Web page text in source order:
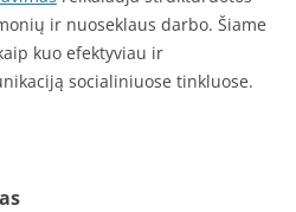
ir nuoseklaus darbo. Šiame
kuo efektyviau ir
socialiniuose tinkluose.